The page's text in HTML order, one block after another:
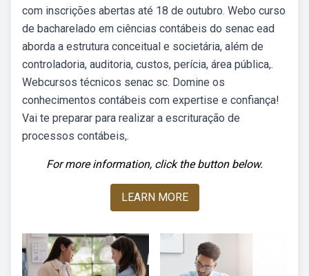
com inscrições abertas até 18 de outubro. Webo curso
de bacharelado em ciências contábeis do senac ead
aborda a estrutura conceitual e societária, além de
controladoria, auditoria, custos, perícia, área pública,.
Webcursos técnicos senac sc. Domine os
conhecimentos contábeis com expertise e confiança!
Vai te preparar para realizar a escrituração de
processos contábeis,.
For more information, click the button below.
LEARN MORE